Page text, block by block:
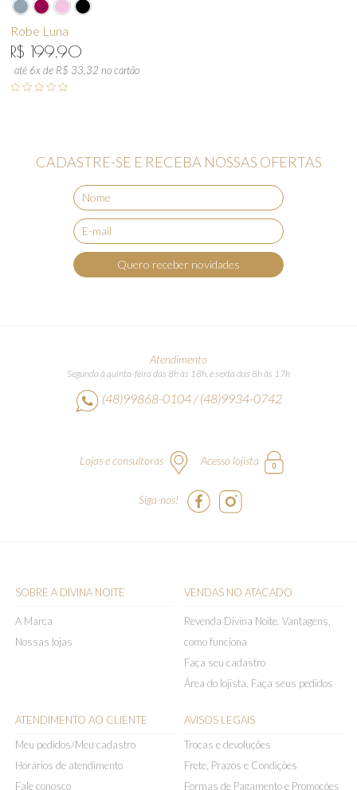
Robe Luna
R$ 199,90
até 6x de R$ 33,32 no cartão
CADASTRE-SE E RECEBA NOSSAS OFERTAS
Quero receber novidades
Atendimento
Segunda à quinta-feira das 8h às 18h, e sexta das 8h às 17h
(48)99868-0104 / (48)9934-0742
Lojas e consultoras Acesso lojista
Siga-nos!
SOBRE A DIVINA NOITE
A Marca
Nossas lojas
VENDAS NO ATACADO
Revenda Divina Noite. Vantagens,
como funciona
Faça seu cadastro
Área do lojista. Faça seus pedidos
ATENDIMENTO AO CLIENTE
Meu pedidos/Meu cadastro
Horários de atendimento
Fale conosco
AVISOS LEGAIS
Trocas e devoluções
Frete, Prazos e Condições
Formas de Pagamento e Promoções